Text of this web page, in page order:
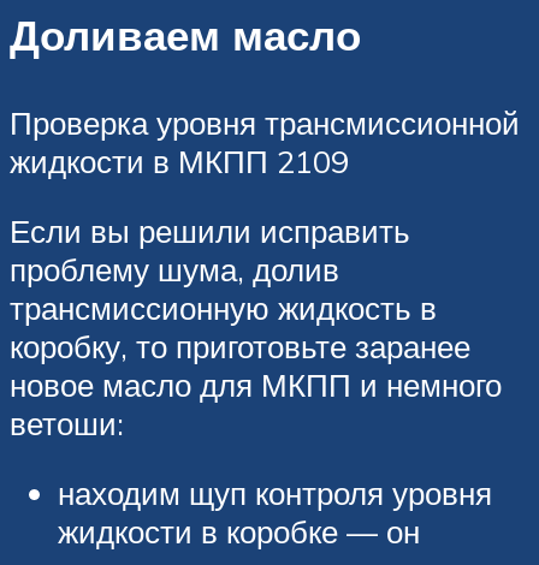
Доливаем масло
Проверка уровня трансмиссионной
жидкости в МКПП 2109
Если вы решили исправить
проблему шума, долив
трансмиссионную жидкость в
коробку, то приготовьте заранее
новое масло для МКПП и немного
ветоши:
находим щуп контроля уровня
жидкости в коробке — он